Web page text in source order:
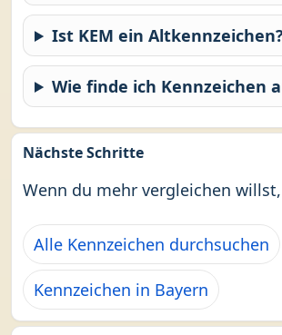
Ist KEM ein Altkennzeichen?
Wie finde ich Kennzeichen
Nächste Schritte
Wenn du mehr vergleichen
Alle Kennzeichen durchsuchen
Kennzeichen in Bayern